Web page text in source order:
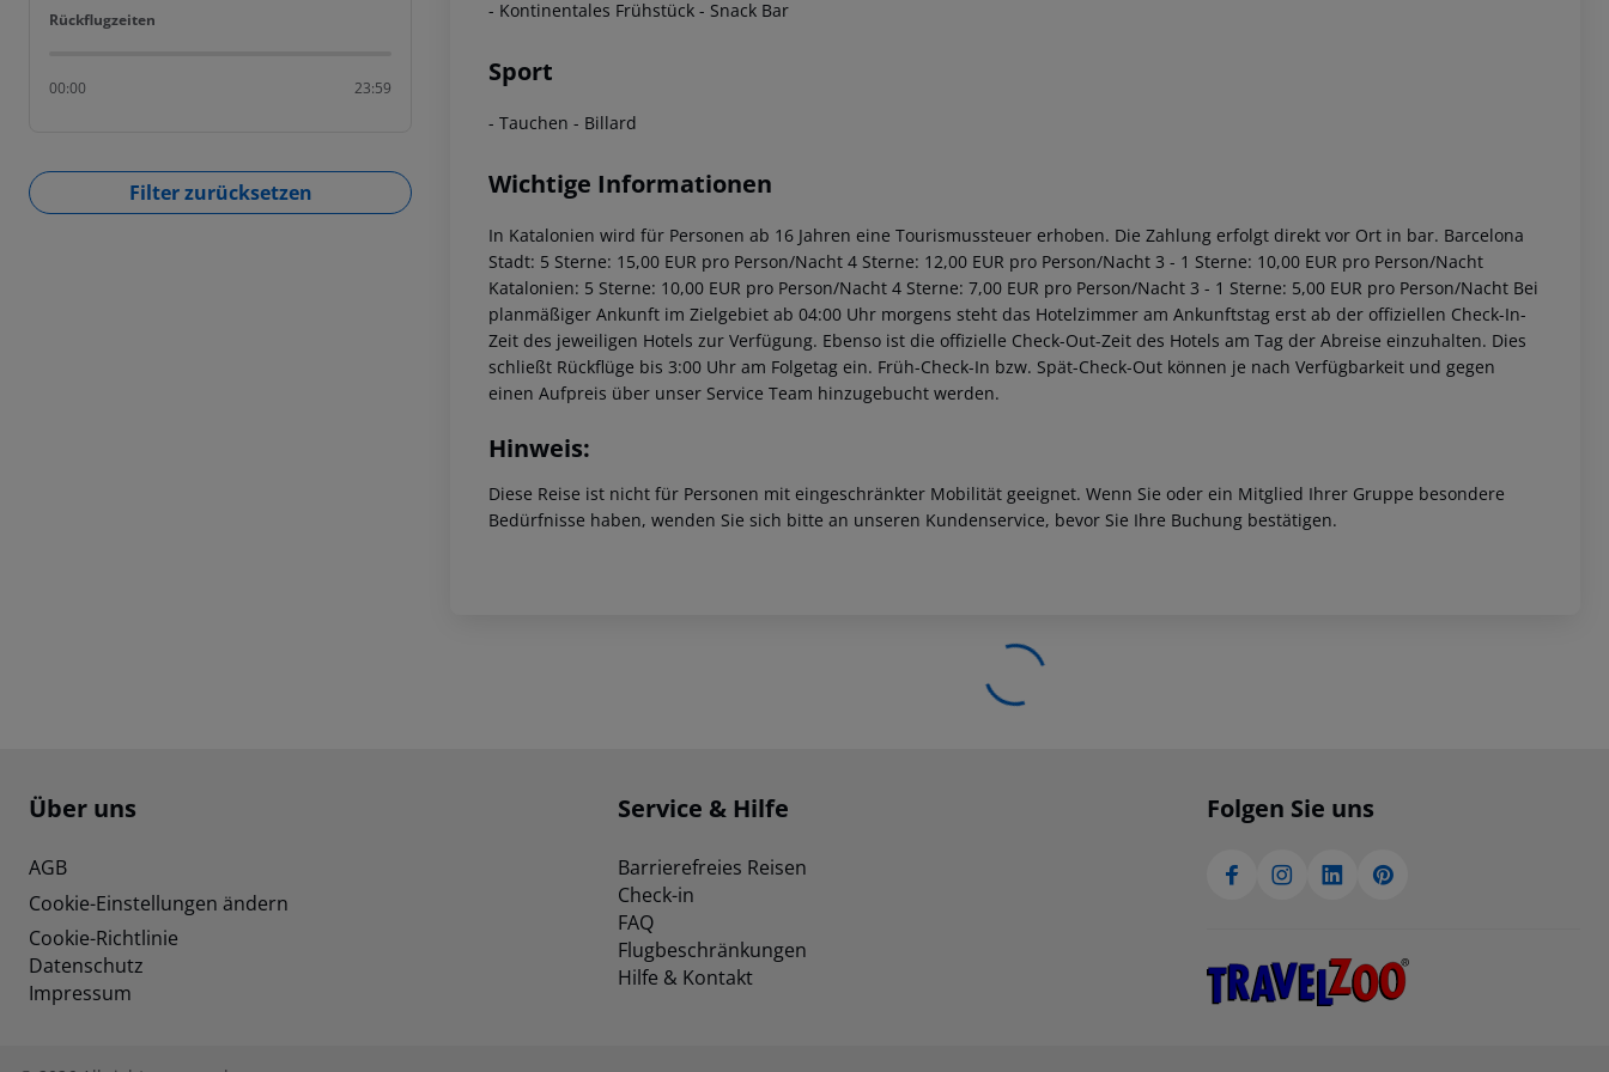
Rückflugzeiten
Rückflugzeiten
00:00 23:59
Filter zurücksetzen
- Kontinentales Frühstück - Snack Bar
Sport
- Tauchen - Billard
Wichtige Informationen
In Katalonien wird für Personen ab 16 Jahren eine Tourismussteuer erhoben. Die Zahlung erfolgt direkt vor Ort in bar. Barcelona
Stadt: 5 Sterne: 15,00 EUR pro Person/Nacht 4 Sterne: 12,00 EUR pro Person/Nacht 3 - 1 Sterne: 10,00 EUR pro Person/Nacht
Katalonien: 5 Sterne: 10,00 EUR pro Person/Nacht 4 Sterne: 7,00 EUR pro Person/Nacht 3 - 1 Sterne: 5,00 EUR pro Person/Nacht Bei
planmäßiger Ankunft im Zielgebiet ab 04:00 Uhr morgens steht das Hotelzimmer am Ankunftstag erst ab der offiziellen Check-In-
Zeit des jeweiligen Hotels zur Verfügung. Ebenso ist die offizielle Check-Out-Zeit des Hotels am Tag der Abreise einzuhalten. Dies
schließt Rückflüge bis 3:00 Uhr am Folgetag ein. Früh-Check-In bzw. Spät-Check-Out können je nach Verfügbarkeit und gegen
einen Aufpreis über unser Service Team hinzugebucht werden.
Hinweis:
Diese Reise ist nicht für Personen mit eingeschränkter Mobilität geeignet. Wenn Sie oder ein Mitglied Ihrer Gruppe besondere
Bedürfnisse haben, wenden Sie sich bitte an unseren Kundenservice, bevor Sie Ihre Buchung bestätigen.
Footer navigation
Über uns
AGB
Cookie-Einstellungen ändern
Cookie-Richtlinie
Datenschutz
Impressum
Service & Hilfe
Barrierefreies Reisen
Check-in
FAQ
Flugbeschränkungen
Hilfe & Kontakt
Folgen Sie uns